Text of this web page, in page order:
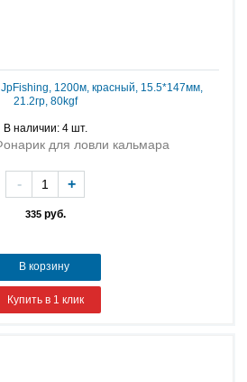
1200м, красный, 15.5*147мм,
21.2гр, 80kgf
В наличии: 4 шт.
для ловли кальмара
335руб.
- +
В корзину
Купить в 1 клик